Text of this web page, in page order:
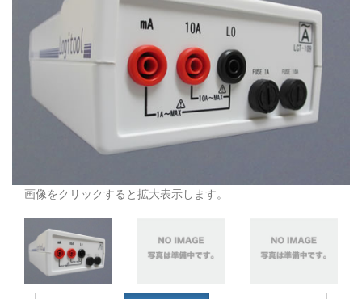
画像をクリックすると拡大表示します。